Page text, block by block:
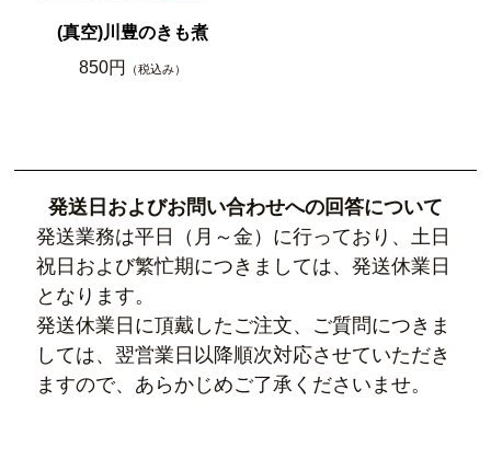
(真空)川豊のきも煮
850円
（税込み）
発送日およびお問い合わせへの回答について
発送業務は平日（月～金）に行っており、 土日
祝日および繁忙期につきましては、発送休業日
となります。
発送休業日に頂戴したご注文、ご質問につきま
しては、翌営業日以降順次対応させていただき
ますので、 あらかじめご了承くださいませ。